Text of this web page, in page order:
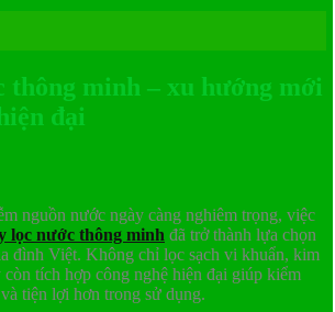
thông minh – xu hướng mới
đại
nguồn nước ngày càng nghiêm trọng, việc
lọc nước thông minh đã trở thành lựa chọn
đình Việt. Không chỉ lọc sạch vi khuẩn, kim
tích hợp công nghệ hiện đại giúp kiểm
tiện lợi hơn trong sử dụng.